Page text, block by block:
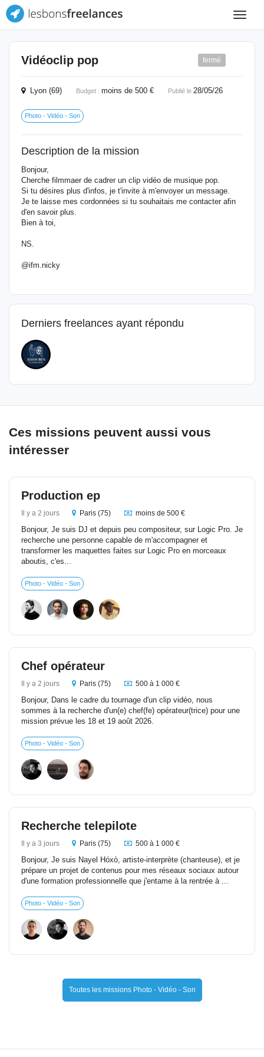
Toggle
Vidéoclip pop fermé
Lyon (69) Budget : moins de 500 € Publié le 28/05/26
Photo - Vidéo - Son
Description de la mission
Bonjour,
Cherche filmmaer de cadrer un clip vidéo de musique pop.
Si tu désires plus d'infos, je t'invite à m'envoyer un message.
Je te laisse mes cordonnées si tu souhaitais me contacter afin
d'en savoir plus.
Bien à toi,
NS.
@ifm.nicky
Derniers freelances ayant répondu
Ces missions peuvent aussi vous
intéresser
Production ep
Il y a 2 jours Paris (75) moins de 500 €
Bonjour, Je suis DJ et depuis peu compositeur, sur Logic Pro. Je
recherche une personne capable de m'accompagner et
transformer les maquettes faites sur Logic Pro en morceaux
aboutis, c'es...
Photo - Vidéo - Son
Chef opérateur
Il y a 2 jours Paris (75) 500 à 1 000 €
Bonjour, Dans le cadre du tournage d'un clip vidéo, nous
sommes à la recherche d'un(e) chef(fe) opérateur(trice) pour une
mission prévue les 18 et 19 août 2026.
Photo - Vidéo - Son
Recherche telepilote
Il y a 3 jours Paris (75) 500 à 1 000 €
Bonjour, Je suis Nayel Hóxò, artiste-interprète (chanteuse), et je
prépare un projet de contenus pour mes réseaux sociaux autour
d'une formation professionnelle que j'entame à la rentrée à ...
Photo - Vidéo - Son
Toutes les missions Photo - Vidéo - Son